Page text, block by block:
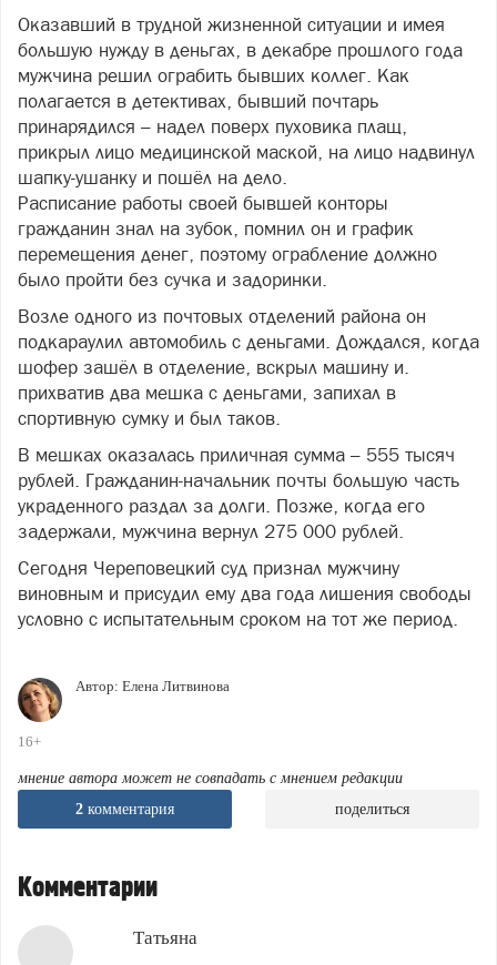
Оказавший в трудной жизненной ситуации и имея
большую нужду в деньгах, в декабре прошлого года
мужчина решил ограбить бывших коллег. Как
полагается в детективах, бывший почтарь
принарядился – надел поверх пуховика плащ,
прикрыл лицо медицинской маской, на лицо надвинул
шапку-ушанку и пошёл на дело.
Расписание работы своей бывшей конторы
гражданин знал на зубок, помнил он и график
перемещения денег, поэтому ограбление должно
было пройти без сучка и задоринки.
Возле одного из почтовых отделений района он
подкараулил автомобиль с деньгами. Дождался, когда
шофер зашёл в отделение, вскрыл машину и.
прихватив два мешка с деньгами, запихал в
спортивную сумку и был таков.
В мешках оказалась приличная сумма – 555 тысяч
рублей. Гражданин-начальник почты большую часть
украденного раздал за долги. Позже, когда его
задержали, мужчина вернул 275 000 рублей.
Сегодня Череповецкий суд признал мужчину
виновным и присудил ему два года лишения свободы
условно с испытательным сроком на тот же период.
Автор: Елена Литвинова
16+
мнение автора может не совпадать с мнением редакции
2 комментария поделиться
Комментарии
Татьяна